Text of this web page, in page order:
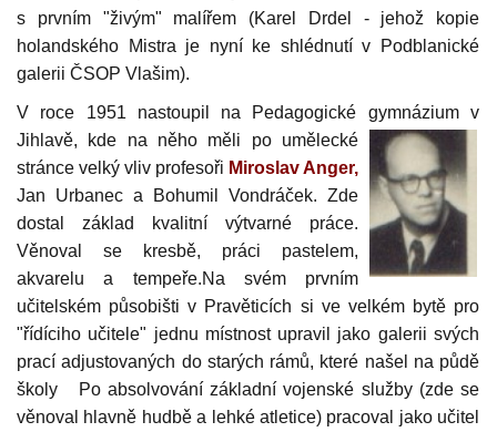
s prvním "živým" malířem (Karel Drdel - jehož kopie
holandského Mistra je nyní ke shlédnutí v Podblanické
galerii ČSOP Vlašim).
V roce 1951 nastoupil na Pedagogické gymnázium v
Jihlavě, kde na něho měli po umělecké
stránce velký vliv profesoři MiroslavAnger,
Jan Urbanec a Bohumil Vondráček. Zde
dostal základ kvalitní výtvarné práce.
Věnoval se kresbě, práci pastelem,
akvarelu a tempeře.Na svém prvním
učitelském působišti v Pravěticích si ve velkém bytě pro
"řídíciho učitele" jednu místnost upravil jako galerii svých
prací adjustovaných do starých rámů, které našel na půdě
školy
Po absolvování základní vojenské služby (zde se
věnoval hlavně hudbě a lehké atletice) pracoval jako učitel